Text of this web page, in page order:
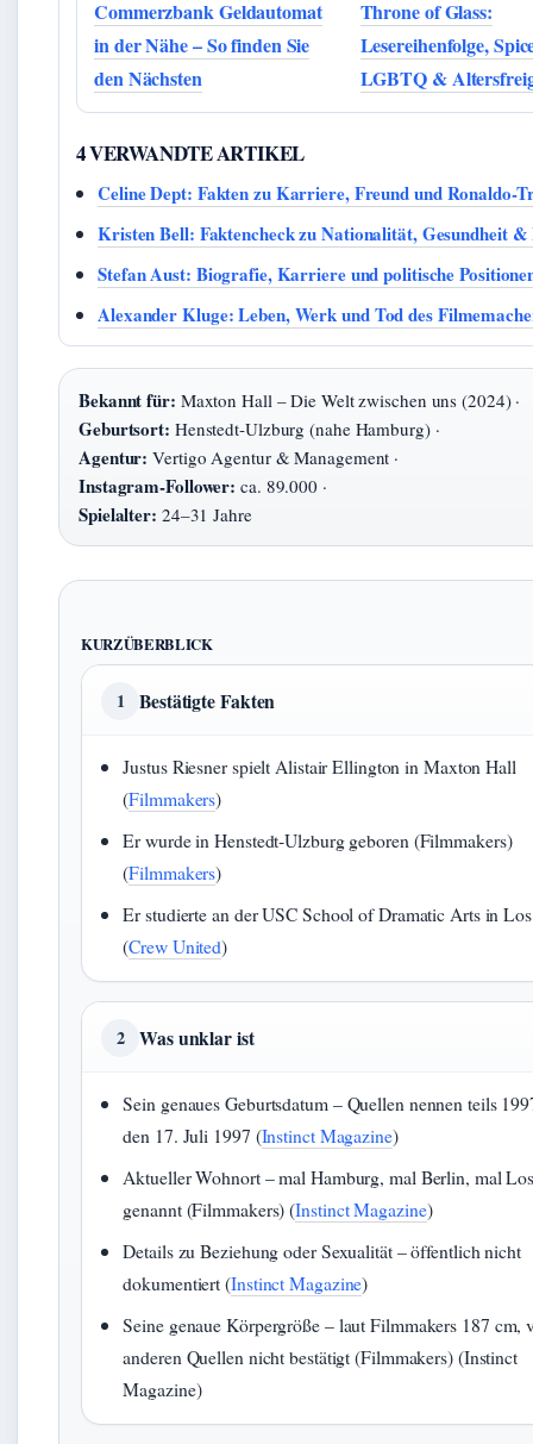
Commerzbank Geldautomat
in der Nähe – So finden Sie
den Nächsten
Throne of Glass:
Lesereihenfolge,
LGBTQ &
4 VERWANDTE ARTIKEL
Celine Dept: Fakten zu Karriere, Freund und Ronaldo-
Kristen Bell: Faktencheck zu Nationalität, Gesundheit &
Stefan Aust: Biografie, Karriere und politische
Alexander Kluge: Leben, Werk und Tod des
Bekannt für: Maxton Hall – Die Welt zwischen uns (2024) ·
Geburtsort: Henstedt‑Ulzburg (nahe Hamburg) ·
Agentur: Vertigo Agentur & Management ·
Instagram‑Follower: ca. 89.000 ·
Spielalter: 24–31 Jahre
KURZÜBERBLICK
1 Bestätigte Fakten
Justus Riesner spielt Alistair Ellington in Maxton Hall
(Filmmakers)
Er wurde in Henstedt‑Ulzburg geboren (Filmmakers)
(Filmmakers)
Er studierte an der USC School of Dramatic Arts in
(Crew United)
2 Was unklar ist
Sein genaues Geburtsdatum – Quellen nennen teils
den 17. Juli 1997 (Instinct Magazine)
Aktueller Wohnort – mal Hamburg, mal Berlin, mal
genannt (Filmmakers) (Instinct Magazine)
Details zu Beziehung oder Sexualität – öffentlich nicht
dokumentiert (Instinct Magazine)
Seine genaue Körpergröße – laut Filmmakers 187 cm,
anderen Quellen nicht bestätigt (Filmmakers) (Instinct
Magazine)